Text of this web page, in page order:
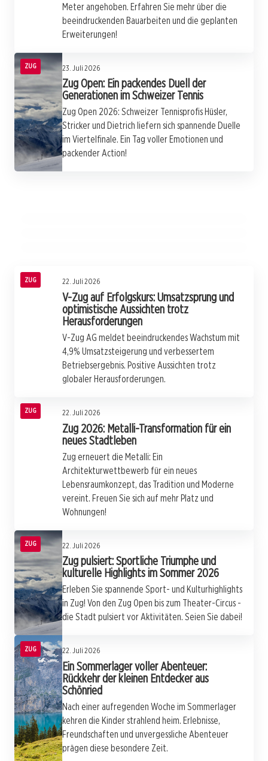
Meter angehoben. Erfahren Sie mehr über die
beeindruckenden Bauarbeiten und die geplanten
Erweiterungen!
ZUG 23. Juli 2026
Zug Open: Ein packendes Duell der
Generationen im Schweizer Tennis
Zug Open 2026: Schweizer Tennisprofis Hüsler,
Stricker und Dietrich liefern sich spannende Duelle
im Viertelfinale. Ein Tag voller Emotionen und
packender Action!
22. Juli 2026
Ägeriseelauf 2026: Ein Wettlauf voller
22. Juli 2026
22. Juli 2026
ZUG 22. Juli 2026
V-Zug auf Erfolgskurs: Umsatzsprung und
optimistische Aussichten trotz
Herausforderungen
V-Zug AG meldet beeindruckendes Wachstum mit
4,9% Umsatzsteigerung und verbessertem
Betriebsergebnis. Positive Aussichten trotz
globaler Herausforderungen.
ZUG 22. Juli 2026
Zug 2026: Metalli-Transformation für ein
neues Stadtleben
Zug erneuert die Metalli: Ein
Architekturwettbewerb für ein neues
Lebensraumkonzept, das Tradition und Moderne
vereint. Freuen Sie sich auf mehr Platz und
Wohnungen!
ZUG 22. Juli 2026
Zug pulsiert: Sportliche Triumphe und
kulturelle Highlights im Sommer 2026
Erleben Sie spannende Sport- und Kulturhighlights
in Zug! Von den Zug Open bis zum Theater-Circus -
die Stadt pulsiert vor Aktivitäten. Seien Sie dabei!
ZUG 22. Juli 2026
Ein Sommerlager voller Abenteuer:
Rückkehr der kleinen Entdecker aus
Schönried
Nach einer aufregenden Woche im Sommerlager
kehren die Kinder strahlend heim. Erlebnisse,
Freundschaften und unvergessliche Abenteuer
prägen diese besondere Zeit.